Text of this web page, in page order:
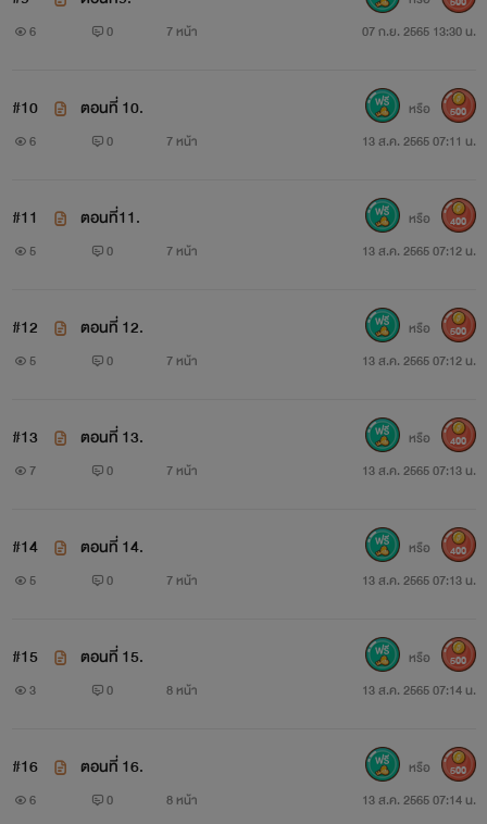
6 0 7 หน้า 07 ก.ย. 2565 13:30 น.
#10 ตอนที่ 10.
6 0 7 หน้า 13 ส.ค. 2565 07:11 น.
หรือ 500
#11 ตอนที่11.
5 0 7 หน้า 13 ส.ค. 2565 07:12 น.
หรือ 400
#12 ตอนที่ 12.
5 0 7 หน้า 13 ส.ค. 2565 07:12 น.
หรือ 500
#13 ตอนที่ 13.
7 0 7 หน้า 13 ส.ค. 2565 07:13 น.
หรือ 400
#14 ตอนที่ 14.
5 0 7 หน้า 13 ส.ค. 2565 07:13 น.
หรือ 400
#15 ตอนที่ 15.
3 0 8 หน้า 13 ส.ค. 2565 07:14 น.
หรือ 500
#16 ตอนที่ 16.
6 0 8 หน้า 13 ส.ค. 2565 07:14 น.
หรือ 500